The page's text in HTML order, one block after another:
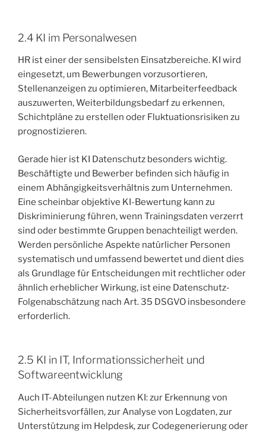
2.4 KI im Personalwesen
HR ist einer der sensibelsten Einsatzbereiche. KI wird
eingesetzt, um Bewerbungen vorzusortieren,
Stellenanzeigen zu optimieren, Mitarbeiterfeedback
auszuwerten, Weiterbildungsbedarf zu erkennen,
Schichtpläne zu erstellen oder Fluktuationsrisiken zu
prognostizieren.
Gerade hier ist KI Datenschutz besonders wichtig.
Beschäftigte und Bewerber befinden sich häufig in
einem Abhängigkeitsverhältnis zum Unternehmen.
Eine scheinbar objektive KI-Bewertung kann zu
Diskriminierung führen, wenn Trainingsdaten verzerrt
sind oder bestimmte Gruppen benachteiligt werden.
Werden persönliche Aspekte natürlicher Personen
systematisch und umfassend bewertet und dient dies
als Grundlage für Entscheidungen mit rechtlicher oder
ähnlich erheblicher Wirkung, ist eine Datenschutz-
Folgenabschätzung nach Art. 35 DSGVO insbesondere
erforderlich.
2.5 KI in IT, Informationssicherheit und
Softwareentwicklung
Auch IT-Abteilungen nutzen KI: zur Erkennung von
Sicherheitsvorfällen, zur Analyse von Logdaten, zur
Unterstützung im Helpdesk, zur Codegenerierung oder